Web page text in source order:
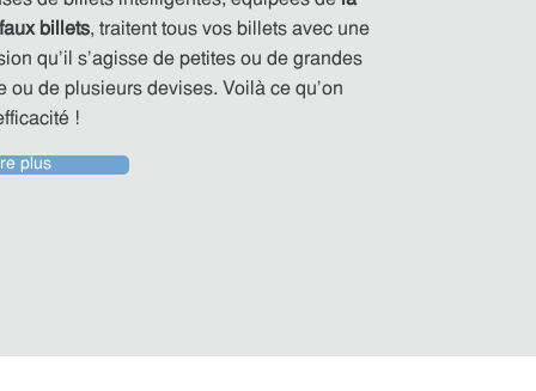
billets, traitent tous vos billets avec une
qu’il s’agisse de petites ou de grandes
ou de plusieurs devises. Voilà ce qu’on
!
plus